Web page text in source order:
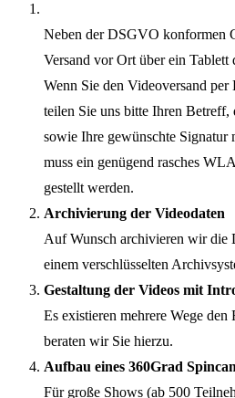
Neben der DSGVO konformen
Versand vor Ort über ein Tablett
Wenn Sie den Videoversand
teilen Sie uns bitte Ihren
sowie Ihre gewünschte Signatur
muss ein genügend rasches
gestellt werden.
Archivierung der Videodaten
Auf Wunsch archivieren wir die
einem verschlüsselten
Gestaltung der Videos mit
Es existieren mehrere Wege
beraten wir Sie hierzu.
Aufbau eines 360Grad
Für große Shows (ab 500